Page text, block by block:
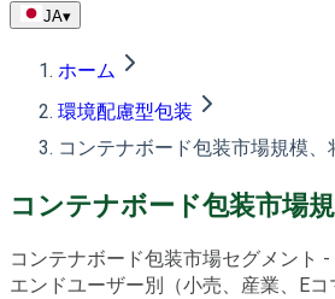
JA▾
ホーム
環境配慮型包装
コンテナボード包装市場規模
コンテナボード包装市場
コンテナボード包装市場セグメント
エンドユーザー別（小売、産業、E